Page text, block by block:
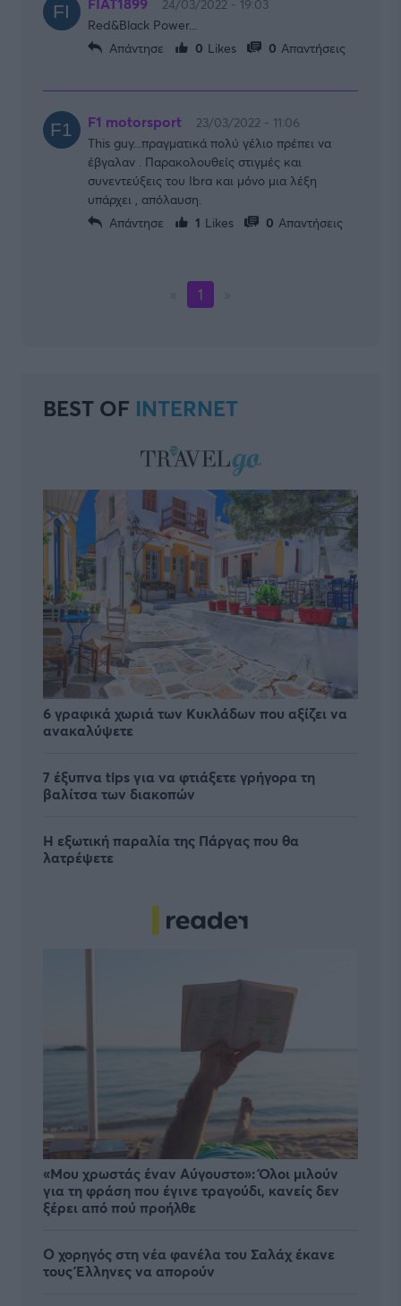
24/03/2022 - 19:03
Red&Black Power...
Απάντησε
0 Likes 0 Απαντήσεις
F1 motorsport
23/03/2022 - 11:06
This guy...πραγματικά πολύ γέλιο πρέπει να
έβγαλαν . Παρακολουθείς στιγμές και
συνεντεύξεις του Ibra και μόνο μια λέξη
υπάρχει , απόλαυση.
Απάντησε
1 Likes 0 Απαντήσεις
1
BEST OF INTERNET
6 γραφικά χωριά των Κυκλάδων που αξίζει να
ανακαλύψετε
7 έξυπνα tips για να φτιάξετε γρήγορα τη
βαλίτσα των διακοπών
Η εξωτική παραλία της Πάργας που θα
λατρέψετε
«Μου χρωστάς έναν Αύγουστο»: Όλοι μιλούν
για τη φράση που έγινε τραγούδι, κανείς δεν
ξέρει από πού προήλθε
Ο χορηγός στη νέα φανέλα του Σαλάχ έκανε
τους Έλληνες να απορούν